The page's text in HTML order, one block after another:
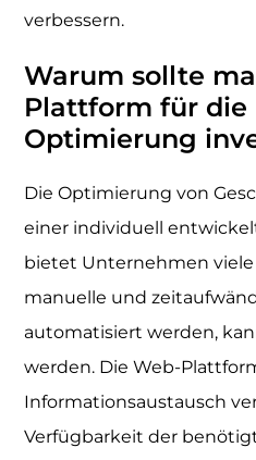
verbessern.
Warum sollte
Plattform für die
Optimierung
Die Optimierung von
einer individuell
bietet Unternehmen viele
manuelle und
automatisiert werden,
werden. Die Web-
Informationsaustausch
Verfügbarkeit der